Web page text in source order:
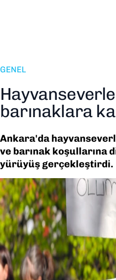
GENEL
barınaklara
Ankara'da
ve barınak koşullarına
yürüyüş gerçekleştirdi.